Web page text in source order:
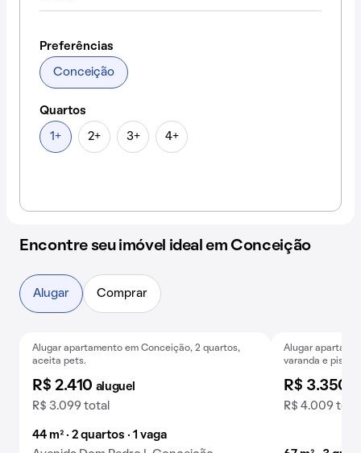
Preferências
Conceição
Quartos
1+ 2+ 3+ 4+
Encontre seu imóvel ideal em Conceição
Exclusivo
Alugar apartamento em Conceição, 2 quartos,
aceita pets.
R$ 2.410 aluguel
R$ 3.099 total
44 m² · 2 quartos · 1 vaga
Exclusivo
Alugar
varanda e
R$ 3.350
R$ 4.009 total
Alugar Comprar